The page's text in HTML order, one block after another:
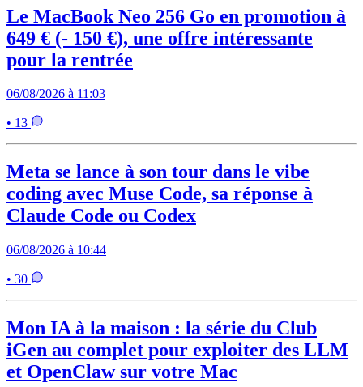
Le MacBook Neo 256 Go en promotion à
649 € (- 150 €), une offre intéressante
pour la rentrée
06/08/2026 à 11:03
• 13
Meta se lance à son tour dans le vibe
coding avec Muse Code, sa réponse à
Claude Code ou Codex
06/08/2026 à 10:44
• 30
Mon IA à la maison : la série du Club
iGen au complet pour exploiter des LLM
et OpenClaw sur votre Mac